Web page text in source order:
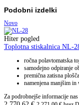
Podobni izdelki
Novo
Hiter pogled
Toplotna stiskalnica NL-
ročna polavtomatska
samodejno odpiranje
premična zatisna
namenjena manjšim in
Za podrobnejše informacije